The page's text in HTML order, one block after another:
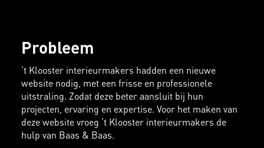
Probleem
‘t Klooster interieurmakers hadden een nieuwe
website nodig, met een frisse en professionele
uitstraling. Zodat deze beter aansluit bij hun
projecten, ervaring en expertise. Voor het maken van
deze website vroeg ‘t Klooster interieurmakers de
hulp van Baas & Baas.